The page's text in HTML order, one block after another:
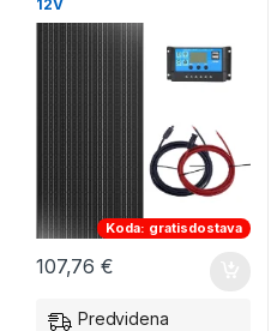
12V
Koda: gratisdostava
107,76€
Predvidena